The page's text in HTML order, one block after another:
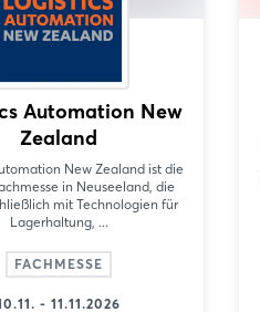
Automation New
Zealand
New Zealand ist die
in Neuseeland, die
mit Technologien für
Lagerhaltung, ...
FACHMESSE
- 11.11.2026